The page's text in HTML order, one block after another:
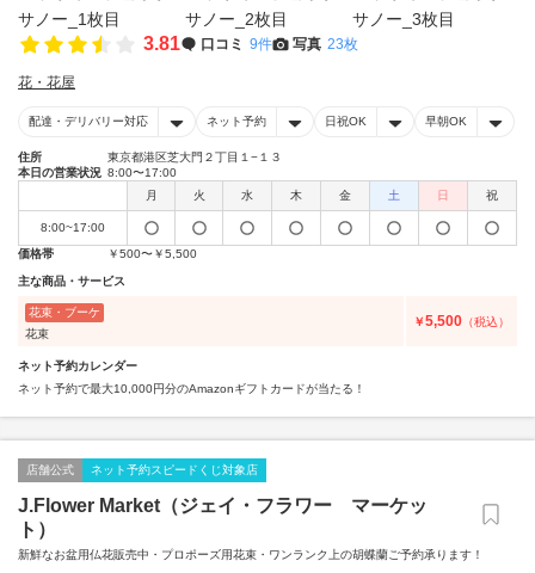
3.81 口コミ 9件 写真 23枚
花・花屋
配達・デリバリー対応 ネット予約 日祝OK 早朝OK
住所
東京都港区芝大門２丁目１−１３
本日の営業状況 8:00〜17:00
月
火 水 木 金 土 日 祝
8:00~17:00
価格帯
￥500〜￥5,500
主な商品・サービス
花束・ブーケ
花束
￥5,500 （税込）
ネット予約カレンダー
ネット予約で最大10,000円分のAmazonギフトカードが当たる！
店舗公式 ネット予約スピードくじ対象店
J.Flower Market（ジェイ・フラワー マーケッ
ト）
新鮮なお盆用仏花販売中・プロポーズ用花束・ワンランク上の胡蝶蘭ご予約承ります！